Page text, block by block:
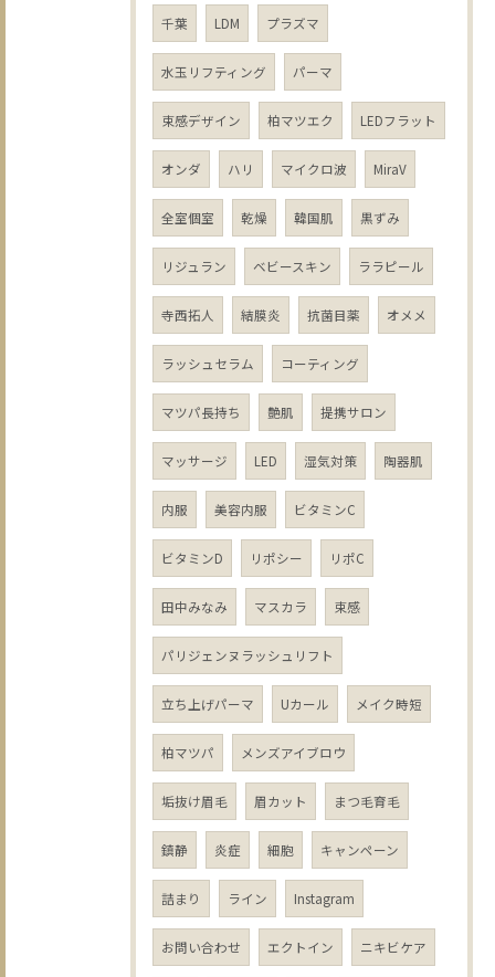
千葉 LDM プラズマ
水玉リフティング パーマ
束感デザイン 柏マツエク LEDフラット
オンダ ハリ マイクロ波 MiraV
全室個室 乾燥 韓国肌 黒ずみ
リジュラン ベビースキン ララピール
寺西拓人 結膜炎 抗菌目薬 オメメ
ラッシュセラム コーティング
マツパ長持ち 艶肌 提携サロン
マッサージ LED 湿気対策 陶器肌
内服 美容内服 ビタミンC
ビタミンD リポシー リポC
田中みなみ マスカラ 束感
パリジェンヌラッシュリフト
立ち上げパーマ Uカール メイク時短
柏マツパ メンズアイブロウ
垢抜け眉毛 眉カット まつ毛育毛
鎮静 炎症 細胞 キャンペーン
詰まり ライン Instagram
お問い合わせ エクトイン ニキビケア